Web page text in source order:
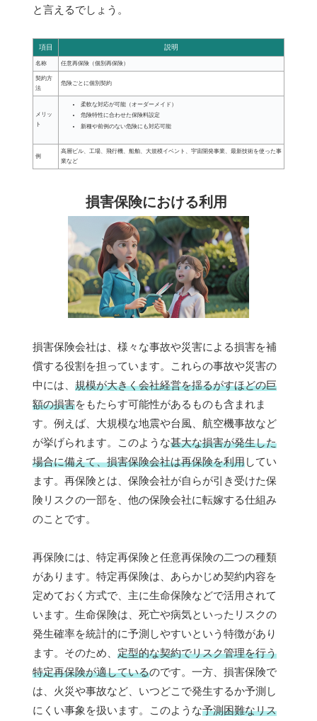
と言えるでしょう。
項目 説明
名称 任意再保険（個別再保険）
契約方
法
危険ごとに個別契約
メリッ
ト
柔軟な対応が可能（オーダーメイド）
危険特性に合わせた保険料設定
新種や前例のない危険にも対応可能
例
高層ビル、工場、飛行機、船舶、大規模イベント、宇宙開発事業、最新技術を使った事
業など
損害保険における利用
損害保険会社は、様々な事故や災害による損害を補
償する役割を担っています。これらの事故や災害の
中には、 規模が大きく会社経営を揺るがすほどの巨
額の損害をもたらす可能性があるものも含まれま
す。例えば、大規模な地震や台風、航空機事故など
が挙げられます。このような甚大な損害が発生した
場合に備えて、損害保険会社は再保険を利用してい
ます。再保険とは、保険会社が自らが引き受けた保
険リスクの一部を、他の保険会社に転嫁する仕組み
のことです。
再保険には、特定再保険と任意再保険の二つの種類
があります。特定再保険は、あらかじめ契約内容を
定めておく方式で、主に生命保険などで活用されて
います。生命保険は、死亡や病気といったリスクの
発生確率を統計的に予測しやすいという特徴があり
ます。そのため、 定型的な契約でリスク管理を行う
特定再保険が適しているのです。一方、損害保険で
は、火災や事故など、いつどこで発生するか予測し
にくい事象を扱います。このような予測困難なリス